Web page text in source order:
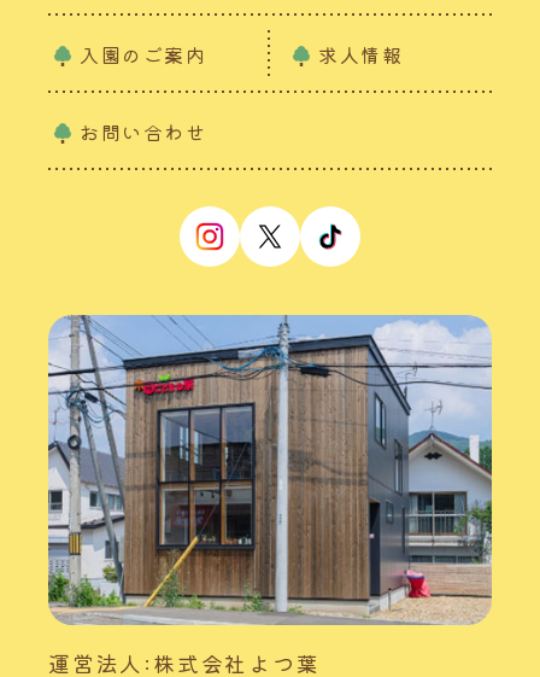
入園のご案内 求人情報
お問い合わせ
運営法人:株式会社よつ葉